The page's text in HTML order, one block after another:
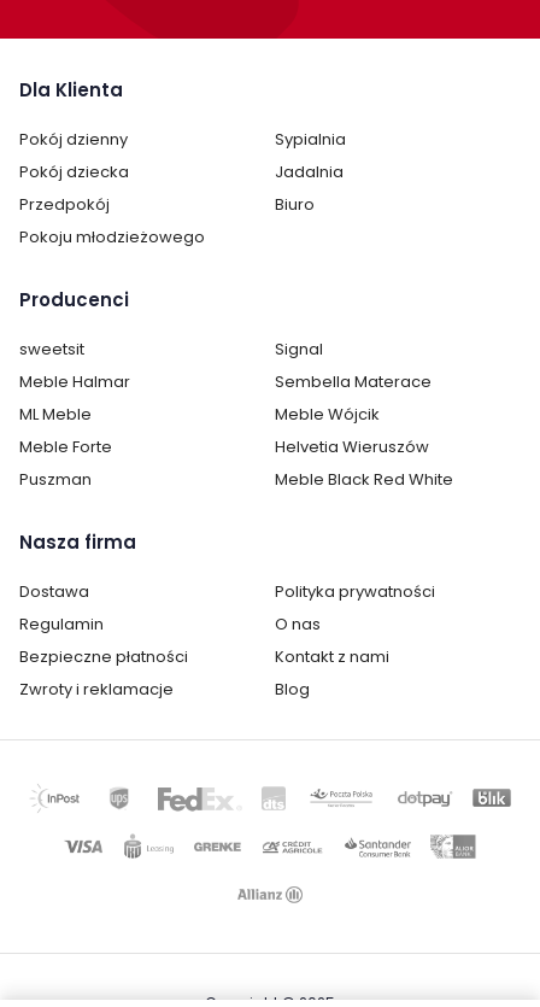
Szerokość: 96 cm
Wysokość: 80 cm
Ilość szuflad: 3
brak półek
Ilość drzwi: brak drzwi
Wykonanie:
Oświetlenie: brak oświetlenia
Montaż:
Styl: nowoczesny
Pokój: Pokój dziecka
Kategoria: Komody, regały, witryny i półki
Dla Klienta
Pokój dzienny
Sypialnia
Pokój dziecka
Jadalnia
Przedpokój
Biuro
Pokoju młodzieżowego
Producenci
sweetsit
Signal
Meble Halmar
Sembella Materace
ML Meble
Meble Wójcik
Meble Forte
Helvetia Wieruszów
Puszman
Meble Black Red White
Nasza firma
Dostawa
Polityka prywatności
Regulamin
O nas
Bezpieczne płatności
Kontakt z nami
Zwroty i reklamacje
Blog
Copyright © 2025